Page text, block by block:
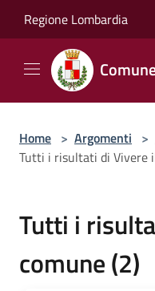
Regione Lombardia
Home > Argomenti >
Tutti i risultati di Vivere
Tutti i
comune (2)